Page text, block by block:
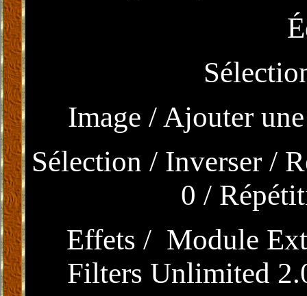
Image / Ajouter
Sélection / Inverser /
0 /
Effets / Module
Filters Unlimited